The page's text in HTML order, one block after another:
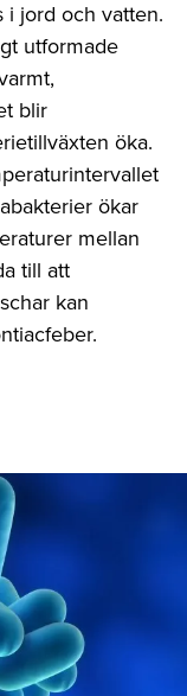
i jord och vatten.
utformade
blir
öka.
ökar
mellan
till att
kan